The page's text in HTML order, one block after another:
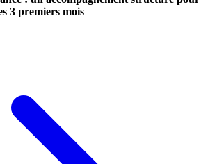
3 premiers mois